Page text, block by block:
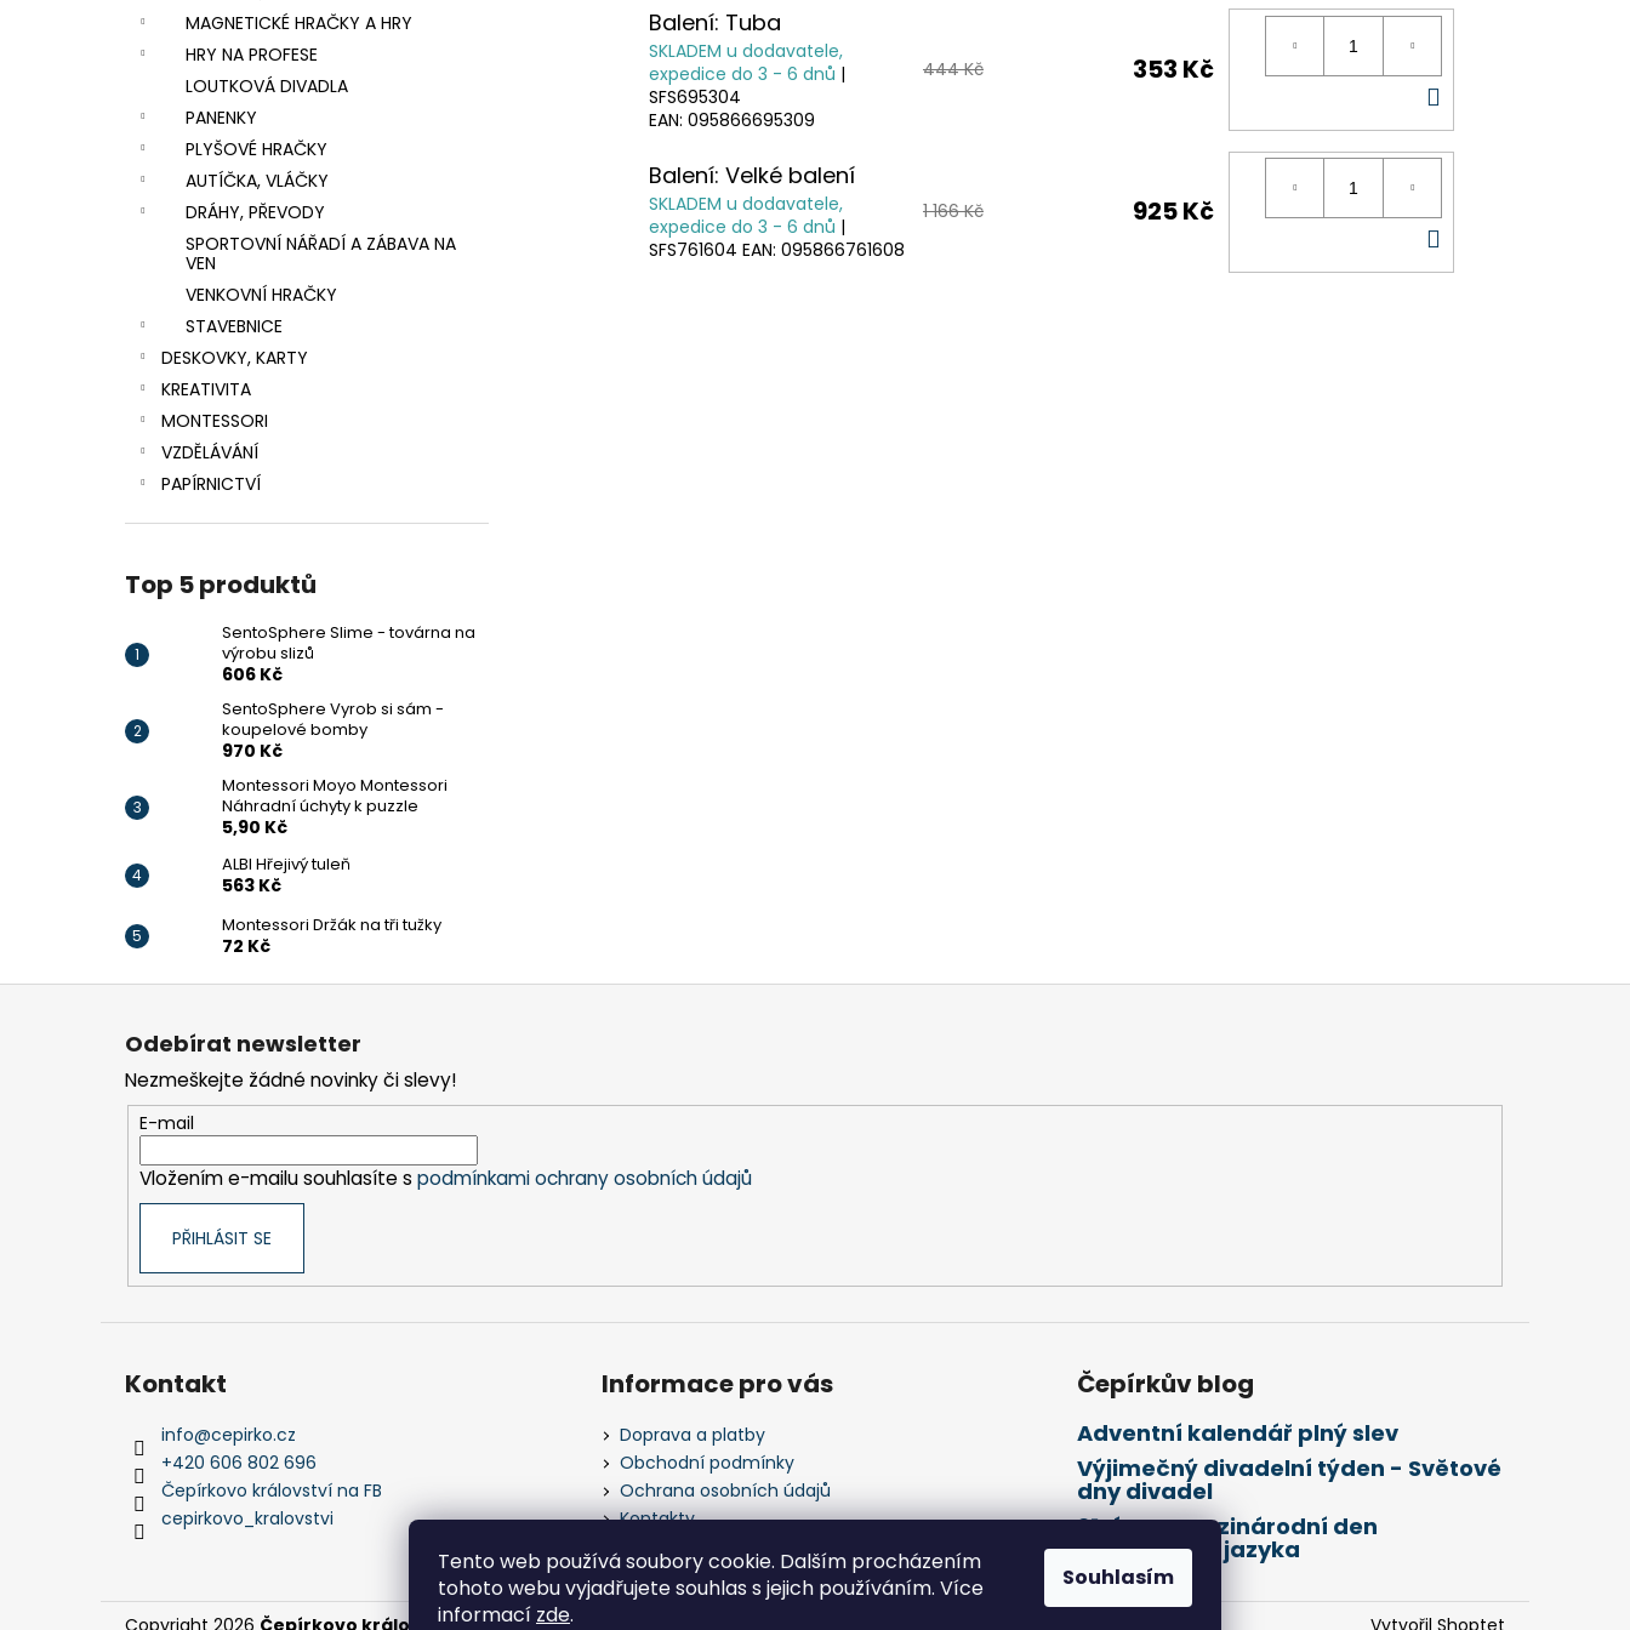
Tento web používá soubory cookie. Dalším procházením
tohoto webu vyjadřujete souhlas s jejich používáním. Více
informací zde.
Souhlasím
MAGNETICKÉ HRAČKY A HRY
HRY NA PROFESE
LOUTKOVÁ DIVADLA
PANENKY
PLYŠOVÉ HRAČKY
AUTÍČKA, VLÁČKY
DRÁHY, PŘEVODY
SPORTOVNÍ NÁŘADÍ A ZÁBAVA NA
VEN
VENKOVNÍ HRAČKY
STAVEBNICE
DESKOVKY, KARTY
KREATIVITA
MONTESSORI
VZDĚLÁVÁNÍ
PAPÍRNICTVÍ
Top 5 produktů
SentoSphere Slime - továrna na
výrobu slizů
606 Kč
SentoSphere Vyrob si sám -
koupelové bomby
970 Kč
Montessori Moyo Montessori
Náhradní úchyty k puzzle
5,90 Kč
ALBI Hřejivý tuleň
563 Kč
Montessori Držák na tři tužky
72 Kč
Balení: Tuba
SKLADEM u dodavatele,
expedice do 3 - 6 dnů |
SFS695304
EAN: 095866695309
444 Kč 353 Kč
KOŠÍKU
Balení: Velké balení
SKLADEM u dodavatele,
expedice do 3 - 6 dnů |
SFS761604 EAN: 095866761608
1 166 Kč 925 Kč
KOŠÍKU
Z
Odebírat newsletter
Nezmeškejte žádné novinky či slevy!
E-mail
Vložením e-mailu souhlasíte s podmínkami ochrany osobních údajů
PŘIHLÁSIT SE
Kontakt
info@cepirko.cz
+420 606 802 696
Čepírkovo království na FB
cepirkovo_kralovstvi
Informace pro vás
Doprava a platby
Obchodní podmínky
Ochrana osobních údajů
Kontakty
Čepírkův blog
Adventní kalendář plný slev
Výjimečný divadelní týden - Světové
dny divadel
21. února Mezinárodní den
mateřského jazyka